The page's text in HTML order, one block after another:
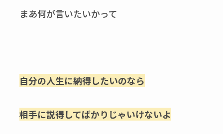
まあ何が言いたいかって
自分の人生に納得したいのなら
相手に説得してばかりじゃいけないよ